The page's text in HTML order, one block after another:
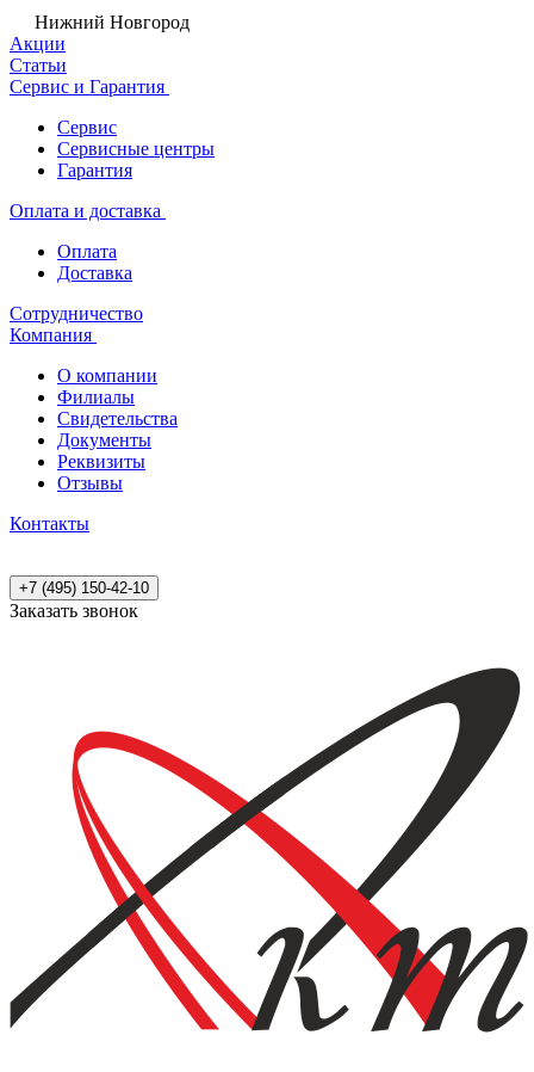
Нижний Новгород
Акции
Статьи
Сервис и Гарантия
Сервис
Сервисные центры
Гарантия
Оплата и доставка
Оплата
Доставка
Сотрудничество
Компания
О компании
Филиалы
Свидетельства
Документы
Реквизиты
Отзывы
Контакты
+7 (495) 150-42-10
Заказать звонок